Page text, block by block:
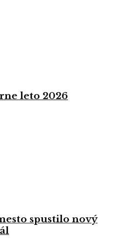
leto 2026
spustilo nový